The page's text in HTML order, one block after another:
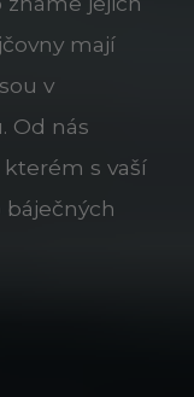
mají
v
Od nás
s vaší